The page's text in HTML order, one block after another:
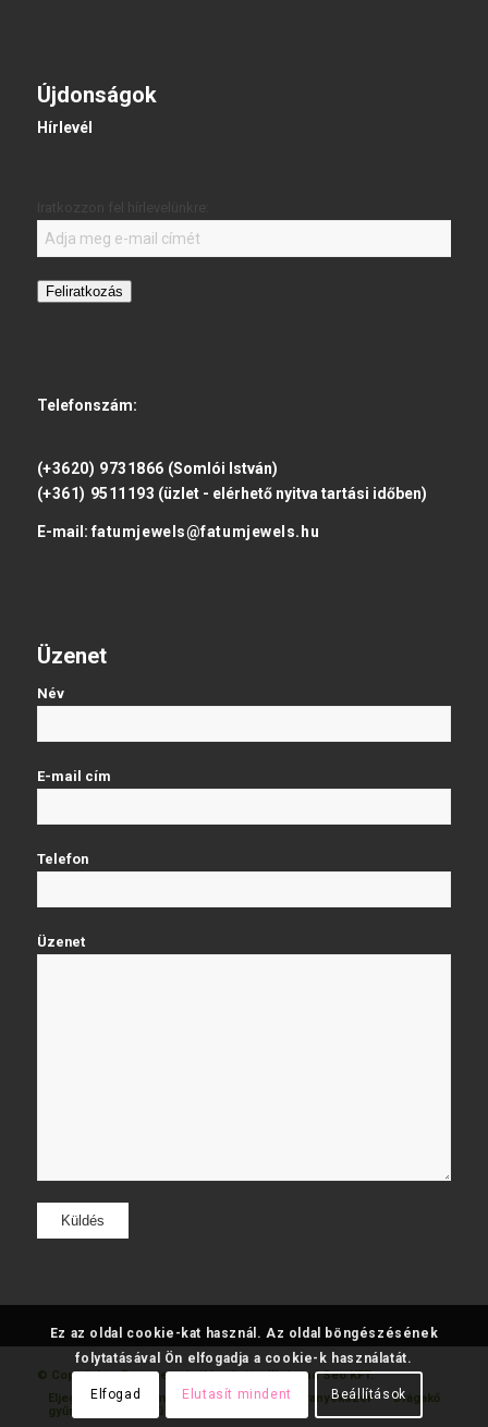
Újdonságok
Hírlevél
Feliratkozás
Telefonszám:
(+3620) 9731866 (Somlói István)
(+361) 9511193 (üzlet - elérhető nyitva tartási időben)
E-mail: fatumjewels@fatumjewels.hu
Üzenet
Név
E-mail cím
Telefon
Üzenet
© Copyright - FatumjewelsKészítette: Web and Seo KFT.
Eljegyzési
gyűrű
Gyémánt
gyűrű
Karikagyűrű Aranyékszer Drágakő
Ez az oldal cookie-kat használ. Az oldal böngészésének
folytatásával Ön elfogadja a cookie-k használatát.
Elfogad Elutasít mindent Beállítások